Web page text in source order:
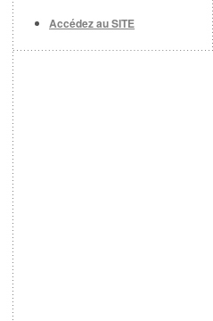
Accédez au SITE